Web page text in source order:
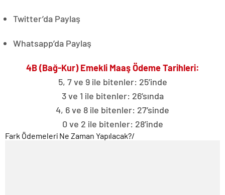
Twitter’da Paylaş
Whatsapp’da Paylaş
4B (Bağ-Kur) Emekli Maaş Ödeme Tarihleri:
5, 7 ve 9 ile bitenler: 25’inde
3 ve 1 ile bitenler: 26’sında
4, 6 ve 8 ile bitenler: 27’sinde
0 ve 2 ile bitenler: 28’inde
Fark Ödemeleri Ne Zaman Yapılacak?/